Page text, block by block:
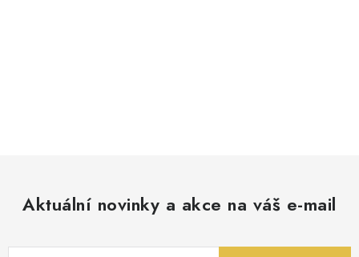
Aktuální novinky a akce na váš e-mail